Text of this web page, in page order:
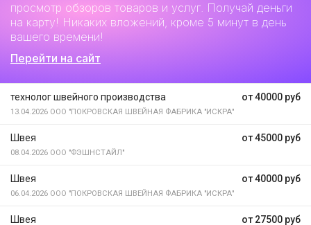
просмотр обзоров товаров и услуг. Получай деньги
на карту! Никаких вложений, кроме 5 минут в день
вашего времени!
Перейти на сайт
от 40000 руб
технолог швейного производства
13.04.2026 ООО "ПОКРОВСКАЯ ШВЕЙНАЯ ФАБРИКА "ИСКРА"
от 45000 руб
Швея
08.04.2026 ООО "ФЭШНСТАЙЛ"
от 40000 руб
Швея
06.04.2026 ООО "ПОКРОВСКАЯ ШВЕЙНАЯ ФАБРИКА "ИСКРА"
от 27500 руб
Швея